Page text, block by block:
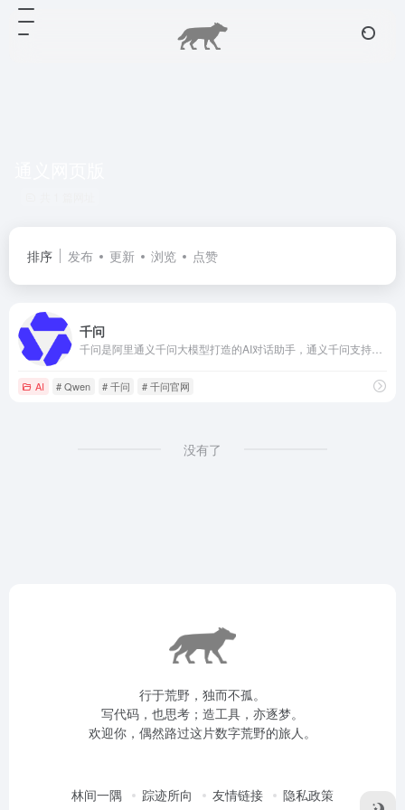
排序 发布 更新 浏览 点赞
千问
AI # Qwen # 千问 # 千问官网
没有了
行于荒野，独而不孤。
写代码，也思考；造工具，亦逐梦。
欢迎你，偶然路过这片数字荒野的旅人。
林间一隅 踪迹所向 友情链接 隐私政策